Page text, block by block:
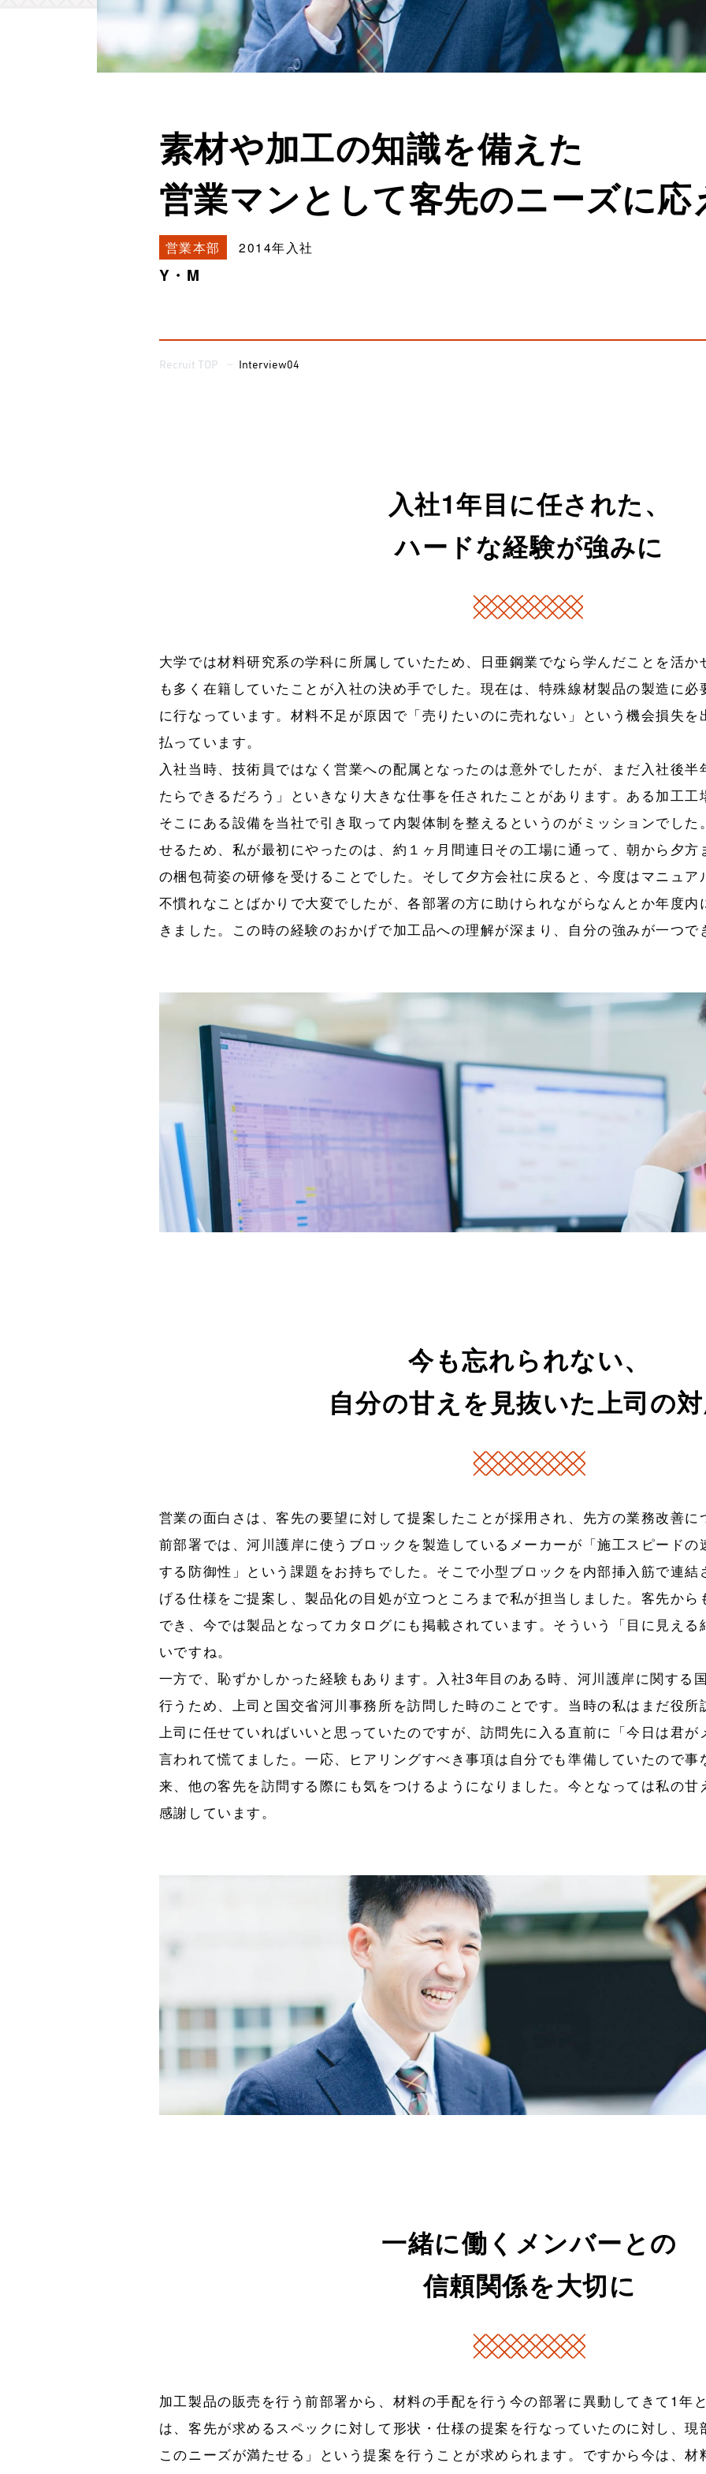
素材や加工の知識を備えた
営業マンとして客先のニーズに応
営業本部 2014年入社
Y・M
Recruit TOP Interview04
入社1年目に任された、
ハードな経験が強みに
大学では材料研究系の学科に所属していたため、日亜鋼業でなら学んだことを活
も多く在籍していたことが入社の決め手でした。現在は、特殊線材製品の製造に
に行なっています。材料不足が原因で「売りたいのに売れない」という機会損失
払っています。
入社当時、技術員ではなく営業への配属となったのは意外でしたが、まだ入社後
たらできるだろう」といきなり大きな仕事を任されたことがあります。ある加工
そこにある設備を当社で引き取って内製体制を整えるというのがミッションでし
せるため、私が最初にやったのは、約１ヶ月間連日その工場に通って、朝から夕
の梱包荷姿の研修を受けることでした。そして夕方会社に戻ると、今度はマニュ
不慣れなことばかりで大変でしたが、各部署の方に助けられながらなんとか年度
きました。この時の経験のおかげで加工品への理解が深まり、自分の強みが一つ
今も忘れられない、
自分の甘えを見抜いた上司の
営業の面白さは、客先の要望に対して提案したことが採用され、先方の業務改善
前部署では、河川護岸に使うブロックを製造しているメーカーが「施工スピード
する防御性」という課題をお持ちでした。そこで小型ブロックを内部挿入筋で連
げる仕様をご提案し、製品化の目処が立つところまで私が担当しました。客先か
でき、今では製品となってカタログにも掲載されています。そういう「目に見え
いですね。
一方で、恥ずかしかった経験もあります。入社3年目のある時、河川護岸に関する
行うため、上司と国交省河川事務所を訪問した時のことです。当時の私はまだ役
上司に任せていればいいと思っていたのですが、訪問先に入る直前に「今日は君
言われて慌てました。一応、ヒアリングすべき事項は自分でも準備していたので
来、他の客先を訪問する際にも気をつけるようになりました。今となっては私の
感謝しています。
一緒に働くメンバーとの
信頼関係を大切に
加工製品の販売を行う前部署から、材料の手配を行う今の部署に異動してきて1年
は、客先が求めるスペックに対して形状・仕様の提案を行なっていたのに対し、
このニーズが満たせる」という提案を行うことが求められます。ですから今は、